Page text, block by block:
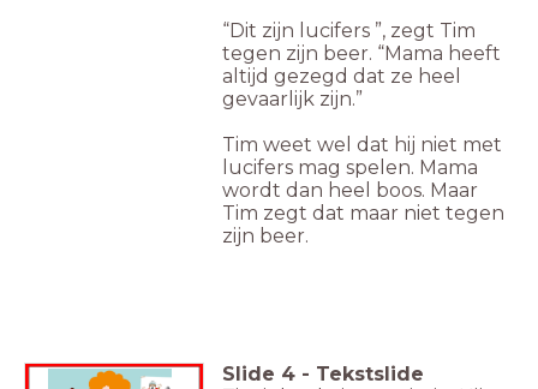
“Dit zijn lucifers ”, zegt Tim
tegen zijn beer. “Mama heeft
altijd gezegd dat ze heel
gevaarlijk zijn.”
Tim weet wel dat hij niet met
lucifers mag spelen. Mama
wordt dan heel boos. Maar
Tim zegt dat maar niet tegen
zijn beer.
Slide 4 - Tekstslide